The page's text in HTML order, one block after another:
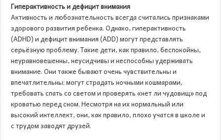
Гиперактивность и дефицит внимания
Активность и любознательность всегда считались признаками
здорового развития ребенка. Однако, гиперактивность
(ADHD) и дефицит внимания (ADD) могут представлять
серьёзную проблему. Такие дети, как правило, беспокойны,
неуравновешенны, неусидчивы и неспособны удерживать
внимание. Они также бывают очень чувствительны и
впечатлительны; могут страдать ночными кошмарами,
требовать спать со светом и проверять «нет ли чудовищ» под
кроватью перед сном. Несмотря на их нормальный или
высокий интеллект, они, как правило, плохо учатся в школе и
с трудом заводят друзей.